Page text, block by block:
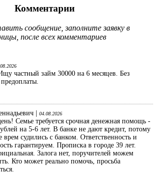
Комментарии
сообщение, заполните заявку в
после всех комментариев
частный займ 30000 на 6 месяцев. Без
| 04.08.2026
Семье требуется срочная денежная помощь -
на 5-6 лет. В банке не дают кредит, потому
врем судились с банком. Ответственность и
гарантируем. Прописка в городе 39 лет.
Залога нет, поручителей можем
Кто может реально помочь, просьба